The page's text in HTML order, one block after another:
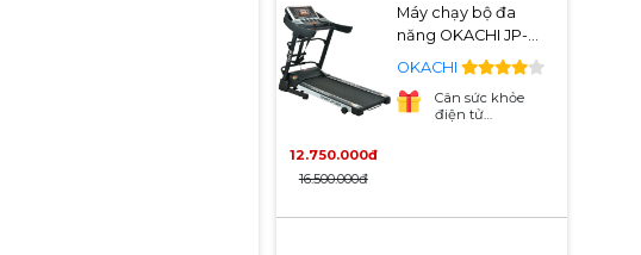
12.750.000đ
16.500.000đ
Máy chạy bộ đa
năng OKACHI JP-
OKACHI
Cân sức khỏe
điện tử